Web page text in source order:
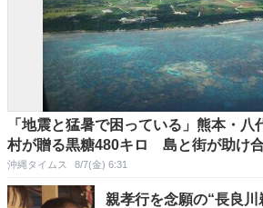
「地震と猛暑で困っている」熊本・
村が贈る黒糖480キロ 島と街が助け
沖縄タイムス 8/7(金) 6:31
親孝行を念願の“長良